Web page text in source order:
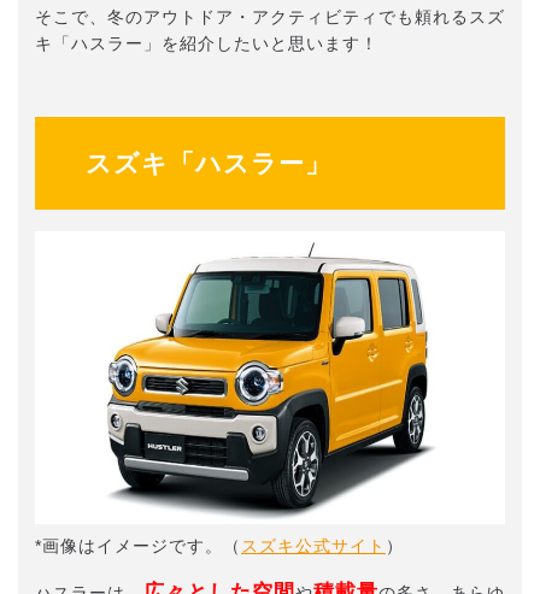
そこで、冬のアウトドア・アクティビティでも頼れるスズ
キ「ハスラー」を紹介したいと思います！
スズキ「ハスラー」
*画像はイメージです。（ スズキ公式サイト ）